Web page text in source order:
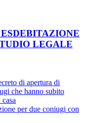
LEGALE
di apertura di
che hanno subito
per due coniugi con